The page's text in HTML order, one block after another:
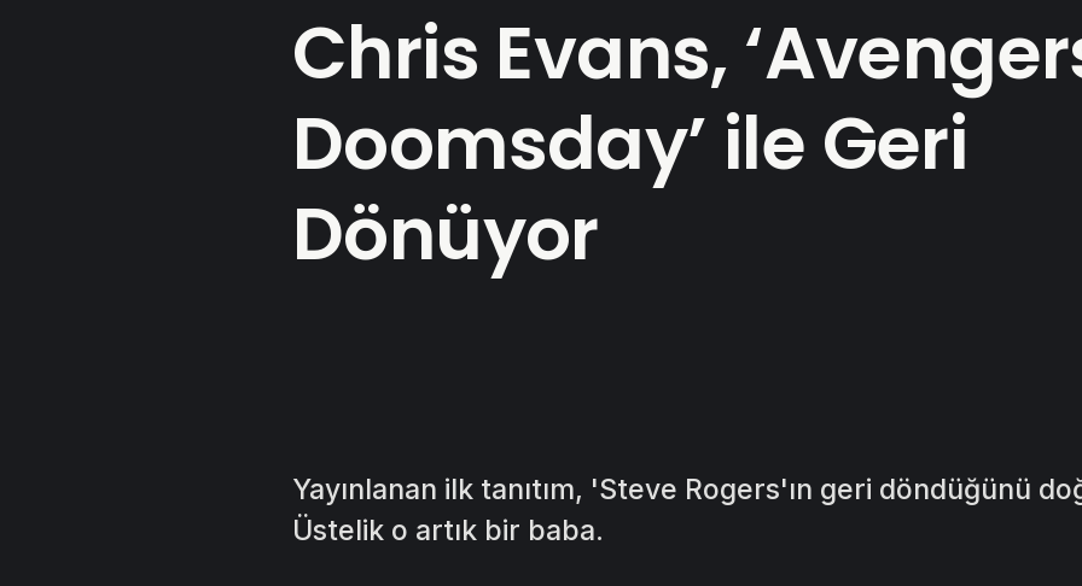
Chris Evans,
Doomsday’ ile Geri
Dönüyor
Yayınlanan ilk tanıtım, 'Steve Rogers'ın geri döndüğünü
Üstelik o artık bir baba.